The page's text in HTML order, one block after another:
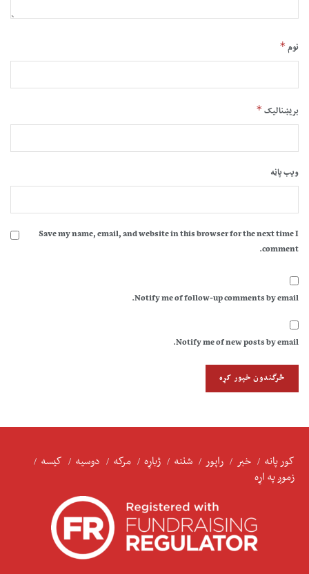
نوم*
بریښنالیک*
ویب پاڼه
Save my name, email, and website in this browser for the next time I
comment.
Notify me of follow-up comments by email.
Notify me of new posts by email.
کور پانه خبر راپور شننه ژباړه مرکه دوسیه
کیسه
زموږ په اړه